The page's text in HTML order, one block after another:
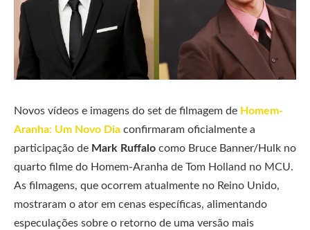
Novos vídeos e imagens do set de filmagem de Homem-
Aranha: Um Novo Dia confirmaram oficialmente a
participação de Mark Ruffalo como Bruce Banner/Hulk no
quarto filme do Homem-Aranha de Tom Holland no MCU.
As filmagens, que ocorrem atualmente no Reino Unido,
mostraram o ator em cenas específicas, alimentando
especulações sobre o retorno de uma versão mais